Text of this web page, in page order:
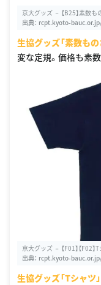
京大グッズ － 【B25】素数も
出典： rcpt.kyoto-
生協グッズ「素数もの
変な定規。価格も素
京大グッズ － 【F01】【F02
出典： rcpt.kyoto-
生協グッズ「Tシャツ」